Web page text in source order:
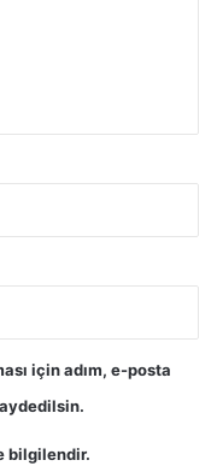
için adım, e-posta
bilgilendir.